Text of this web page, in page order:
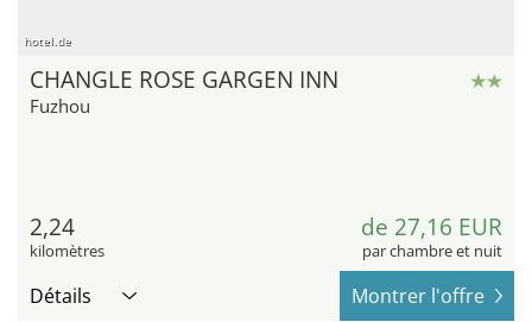
hotel.de
CHANGLE ROSE GARGEN INN
Fuzhou
2,24
kilomètres
de 27,16 EUR
par chambre et nuit
Détails Montrer l'offre